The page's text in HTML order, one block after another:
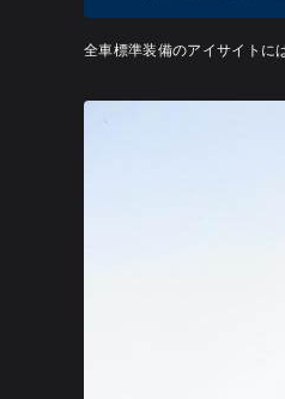
全車標準装備のアイサイトに